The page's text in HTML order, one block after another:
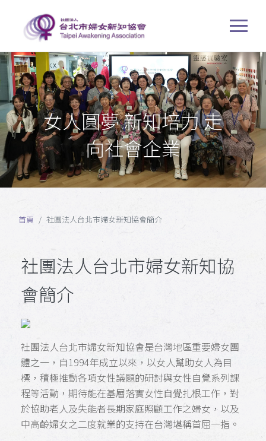
女人圓夢 新知培力 走
向社會企業
首頁 社團法人台北市婦女新知協會簡介
社團法人台北市婦女新知協
會簡介
社團法人台北市婦女新知協會是台灣地區重要婦女團
體之一，自1994年成立以來，以女人幫助女人為目
標，積極推動各項女性議題的研討與女性自覺系列課
程等活動，期待能在基層落實女性自覺扎根工作，對
於協助老人及失能者長期家庭照顧工作之婦女，以及
中高齡婦女之二度就業的支持在台灣堪稱首屈一指。